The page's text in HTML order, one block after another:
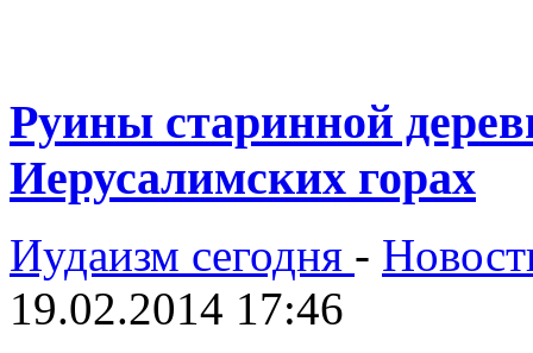
Руины старинной
Иерусалимских горах
Иудаизм сегодня -
19.02.2014 17:46